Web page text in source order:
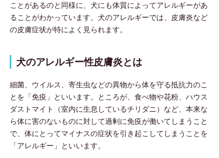
ことがあるのと同様に、犬にも体質によってアレルギーがあ
ることがわかっています。犬のアレルギーでは、皮膚炎など
の皮膚症状が特によく見られます。
犬のアレルギー性皮膚炎とは
細菌、ウイルス、寄生虫などの異物から体を守る抵抗力のこ
とを「免疫」といいます。ところが、食べ物や花粉、ハウス
ダストマイト（室内に生息しているチリダニ）など、本来な
ら体に害のないものに対して過剰に免疫が働いてしまうこと
で、体にとってマイナスの症状を引き起こしてしまうことを
「アレルギー」といいます。